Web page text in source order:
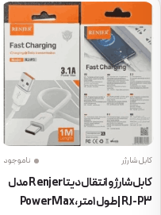
کابل شارژر ناموجود
کابل شارژ و انتقال دیتا Renjer مدل
RJ-P3 | طول ۱ متر، Power Max